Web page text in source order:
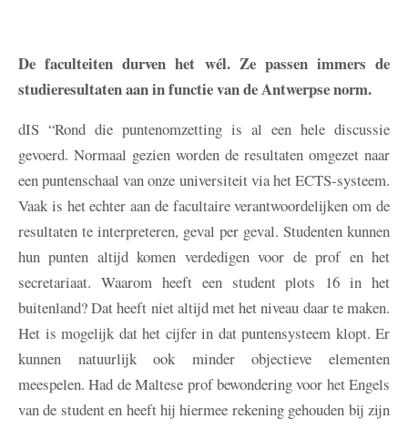
De faculteiten durven het wél. Ze passen immers de
studieresultaten aan in functie van de Antwerpse norm.
dIS “Rond die puntenomzetting is al een hele discussie
gevoerd. Normaal gezien worden de resultaten omgezet naar
een puntenschaal van onze universiteit via het ECTS-systeem.
Vaak is het echter aan de facultaire verantwoordelijken om de
resultaten te interpreteren, geval per geval. Studenten kunnen
hun punten altijd komen verdedigen voor de prof en het
secretariaat. Waarom heeft een student plots 16 in het
buitenland? Dat heeft niet altijd met het niveau daar te maken.
Het is mogelijk dat het cijfer in dat puntensysteem klopt. Er
kunnen natuurlijk ook minder objectieve elementen
meespelen. Had de Maltese prof bewondering voor het Engels
van de student en heeft hij hiermee rekening gehouden bij zijn